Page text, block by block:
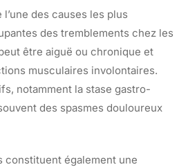
des causes les plus
des tremblements chez les
être aiguë ou chronique et
musculaires involontaires.
notamment la stase gastro-
des spasmes douloureux
constituent également une